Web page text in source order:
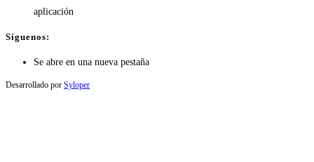
aplicación
Síguenos:
Se abre en una nueva pestaña
Desarrollado por Syloper